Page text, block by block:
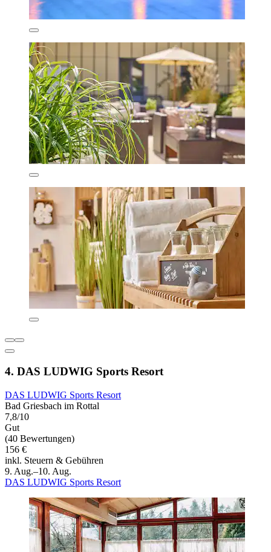
4. DAS LUDWIG Sports Resort
DAS LUDWIG Sports Resort
Bad Griesbach im Rottal
7,8/10
Gut
(40 Bewertungen)
156 €
inkl. Steuern & Gebühren
9. Aug.–10. Aug.
DAS LUDWIG Sports Resort